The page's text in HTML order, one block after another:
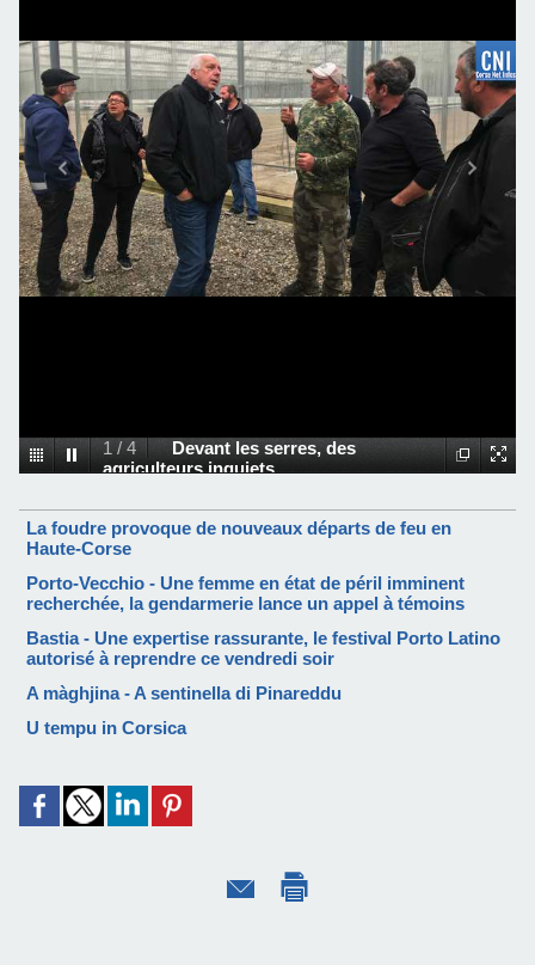
2 /4
Les serres de Jean-Pierre
Cristini
La foudre provoque de nouveaux départs de feu en
Haute-Corse
Porto-Vecchio - Une femme en état de péril imminent
recherchée, la gendarmerie lance un appel à témoins
Bastia - Une expertise rassurante, le festival Porto Latino
autorisé à reprendre ce vendredi soir
A màghjina - A sentinella di Pinareddu
U tempu in Corsica